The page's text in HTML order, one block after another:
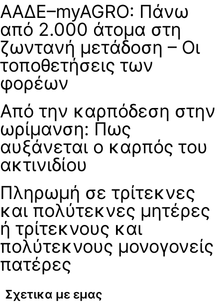
ΑΑΔΕ–myAGRO: Πάνω
από 2.000 άτομα στη
ζωντανή μετάδοση – Οι
τοποθετήσεις των
φορέων
Από την καρπόδεση στην
ωρίμανση: Πως
αυξάνεται ο καρπός του
ακτινιδίου
Πληρωμή σε τρίτεκνες
και πολύτεκνες μητέρες
ή τρίτεκνους και
πολύτεκνους μονογονείς
πατέρες
Σχετικα με εμας